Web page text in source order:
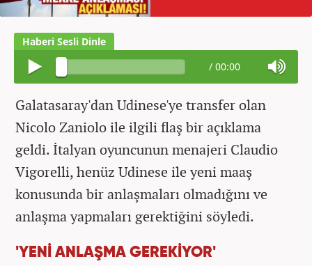
/ 00:00
Galatasaray'dan Udinese'ye transfer olan
Nicolo Zaniolo ile ilgili flaş bir açıklama
geldi. İtalyan oyuncunun menajeri Claudio
Vigorelli, henüz Udinese ile yeni maaş
konusunda bir anlaşmaları olmadığını ve
anlaşma yapmaları gerektiğini söyledi.
'YENİ ANLAŞMA GEREKİYOR'